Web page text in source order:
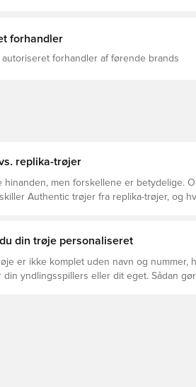
forhandler
forhandler af førende brands
replika-trøjer
hinanden, men forskellene er betydelige.
Authentic trøjer fra replika-trøjer, og
din trøje personaliseret
er ikke komplet uden navn og nummer,
din yndlingsspillers eller dit eget. Sådan